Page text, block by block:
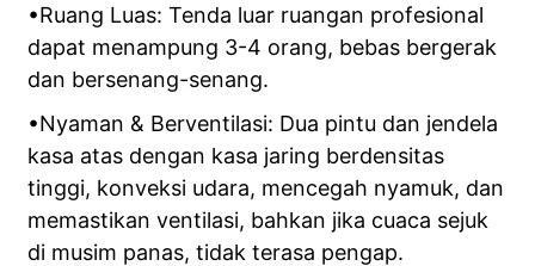
•Ruang Luas: Tenda luar ruangan profesional
dapat menampung 3-4 orang, bebas bergerak
dan bersenang-senang.
•Nyaman & Berventilasi: Dua pintu dan jendela
kasa atas dengan kasa jaring berdensitas
tinggi, konveksi udara, mencegah nyamuk, dan
memastikan ventilasi, bahkan jika cuaca sejuk
di musim panas, tidak terasa pengap.